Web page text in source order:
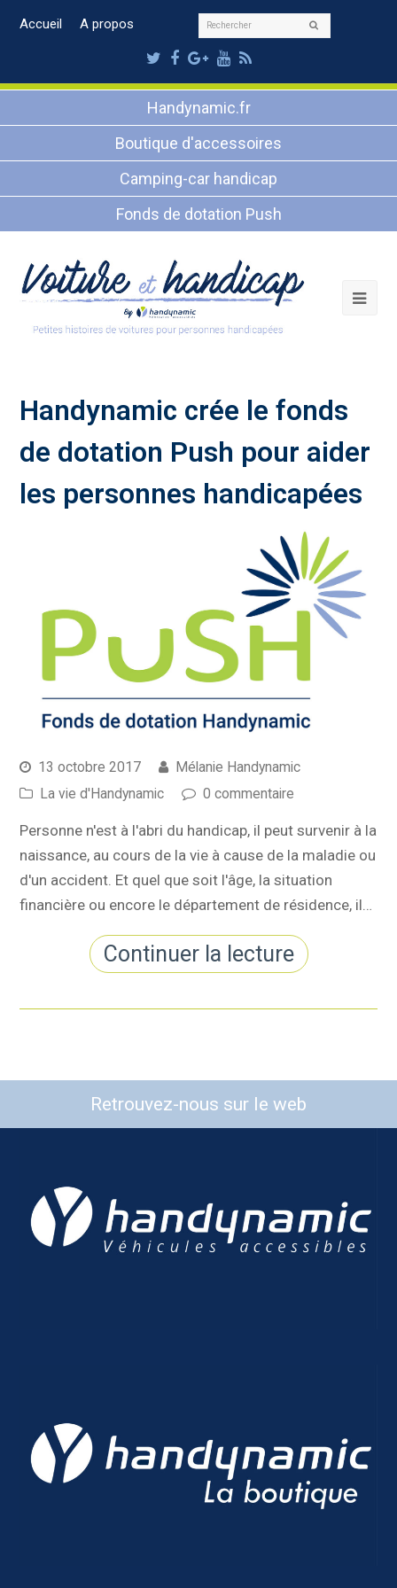
Accueil A propos Rechercher
Twitter
Facebook
Google
Plus
Youtube
RSS
Handynamic.fr
Boutique d'accessoires
Camping-car handicap
Fonds de dotation Push
Handynamic crée le fonds
de dotation Push pour aider
les personnes handicapées
13 octobre 2017
Mélanie Handynamic
La vie d'Handynamic
0 commentaire
Personne n'est à l'abri du handicap, il peut survenir à la
naissance, au cours de la vie à cause de la maladie ou
d'un accident. Et quel que soit l'âge, la situation
financière ou encore le département de résidence, il…
Continuer la lecture
Retrouvez-nous sur le web